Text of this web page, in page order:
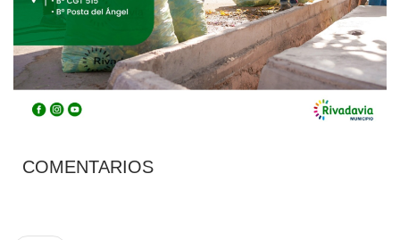
COMENTARIOS